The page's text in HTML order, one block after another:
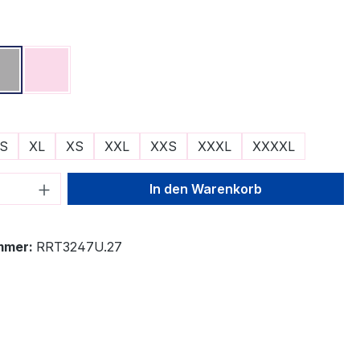
S XL XS XXL XXS XXXL XXXXL
Anzahl: Gib den gewünschten Wert
In den Warenkorb
RRT3247U.27